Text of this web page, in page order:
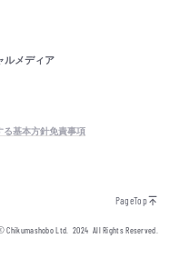
ルメディア
る基本方針免責事項
PageTop
Chikumashobo Ltd.2024 All Rights Reserved.